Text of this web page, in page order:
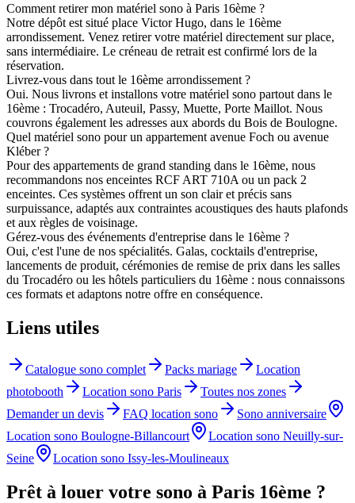
Comment retirer mon matériel sono à Paris 16ème ?
Notre dépôt est situé place Victor Hugo, dans le 16ème
arrondissement. Venez retirer votre matériel directement sur place,
sans intermédiaire. Le créneau de retrait est confirmé lors de la
réservation.
Livrez-vous dans tout le 16ème arrondissement ?
Oui. Nous livrons et installons votre matériel sono partout dans le
16ème : Trocadéro, Auteuil, Passy, Muette, Porte Maillot. Nous
couvrons également les adresses aux abords du Bois de Boulogne.
Quel matériel sono pour un appartement avenue Foch ou avenue
Kléber ?
Pour des appartements de grand standing dans le 16ème, nous
recommandons nos enceintes RCF ART 710A ou un pack 2
enceintes. Ces systèmes offrent un son clair et précis sans
surpuissance, adaptés aux contraintes acoustiques des hauts plafonds
et aux règles de voisinage.
Gérez-vous des événements d'entreprise dans le 16ème ?
Oui, c'est l'une de nos spécialités. Galas, cocktails d'entreprise,
lancements de produit, cérémonies de remise de prix dans les salles
du Trocadéro ou les hôtels particuliers du 16ème : nous connaissons
ces formats et adaptons notre offre en conséquence.
Liens utiles
Catalogue sono complet Packs mariage
Location
photobooth
Location sono Paris
Toutes nos zones
Demander un devis
FAQ location sono
Sono anniversaire
Location sono Boulogne-Billancourt Location sono Neuilly-sur-
Seine
Location sono Issy-les-Moulineaux
Prêt à louer votre sono à Paris 16ème ?